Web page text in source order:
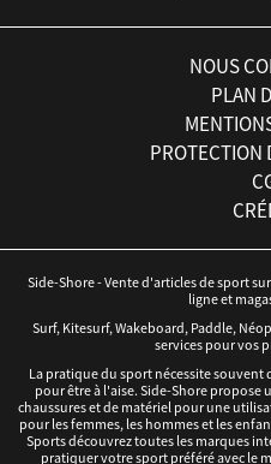
NOUS
PLAN
PROTECTION
Side-Shore - Vente d'articles de sport
ligne et
Surf, Kitesurf, Wakeboard, Paddle,
services pour vos
La pratique du sport nécessite souvent
pour être à l'aise. Side-Shore propose
chaussures et de matériel pour une
pour les femmes, les hommes et les
Sports découvrez toutes les marques
pratiquer votre sport préféré avec le